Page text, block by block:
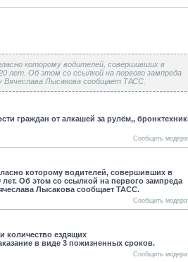
которому водителей, совершивших в
лет. Об этом со ссылкой на первого зампреда
Вячеслава Лысакова сообщает ТАСС.
граждан от алкашей за рулём,,
Сообщить
которому водителей, совершивших в
Об этом со ссылкой на первого зампреда
Лысакова сообщает ТАСС.
Сообщить
количество ездящих
в виде 3 пожизненных сроков.
Сообщить